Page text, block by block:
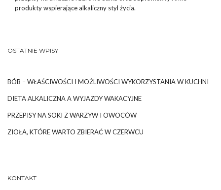
produkty wspierające alkaliczny styl życia.
OSTATNIE WPISY
BÓB – WŁAŚCIWOŚCI I MOŻLIWOŚCI WYKORZYSTANIA W KUCHNI
DIETA ALKALICZNA A WYJAZDY WAKACYJNE
PRZEPISY NA SOKI Z WARZYW I OWOCÓW
ZIOŁA, KTÓRE WARTO ZBIERAĆ W CZERWCU
KONTAKT